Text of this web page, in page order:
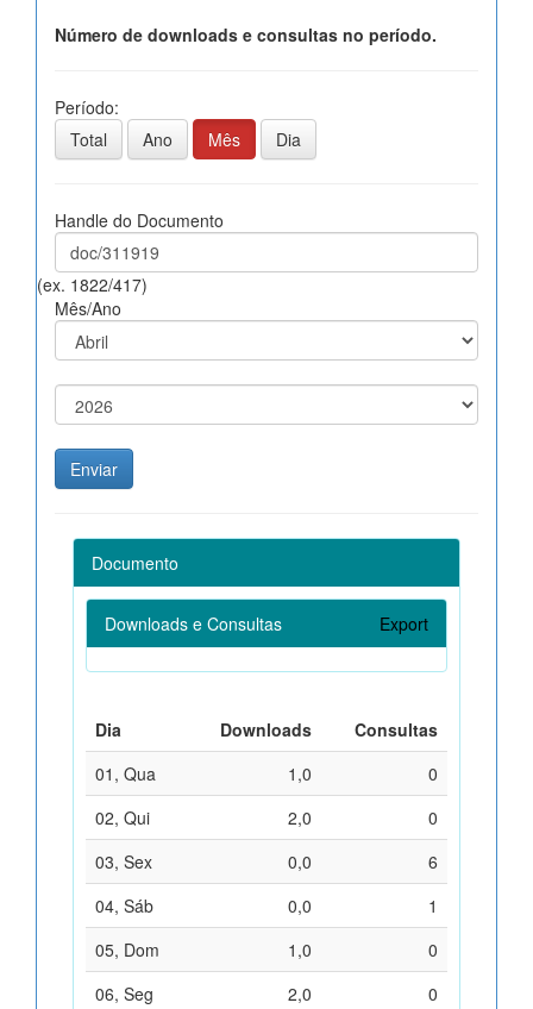
Número de downloads e consultas no período.
Período:
Total
Ano Mês Dia
Handle do Documento
(ex. 1822/417)
Mês/Ano
Documento
Downloads e Consultas Export
Dia Downloads
Consultas
01, Qua
1,0
0
02, Qui
2,0
0
03, Sex
0,0
6
04, Sáb
0,0
1
05, Dom
1,0
0
06, Seg
2,0
0